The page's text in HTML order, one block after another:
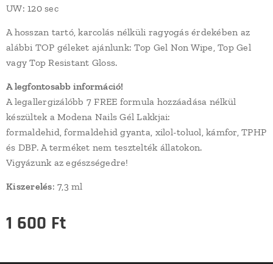
UW: 120 sec
A hosszan tartó, karcolás nélküli ragyogás érdekében az
alábbi TOP géleket ajánlunk: Top Gel Non Wipe, Top Gel
vagy Top Resistant Gloss.
A legfontosabb információ!
A legallergizálóbb 7 FREE formula hozzáadása nélkül
készültek a Modena Nails Gél Lakkjai:
formaldehid, formaldehid gyanta, xilol-toluol, kámfor, TPHP
és DBP. A terméket nem tesztelték állatokon.
Vigyázunk az egészségedre!
Kiszerelés: 7,3 ml
1 600 Ft